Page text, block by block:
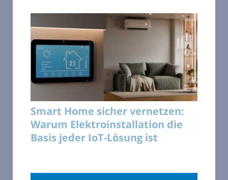
Smart Home sicher vernetzen:
Warum Elektroinstallation die
Basis jeder IoT-Lösung ist